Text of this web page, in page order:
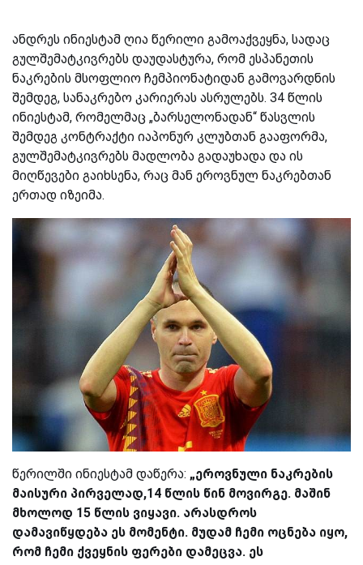
ანდრეს ინიესტამ ღია წერილი გამოაქვეყნა, სადაც
გულშემატკივრებს დაუდასტურა, რომ ესპანეთის
ნაკრების მსოფლიო ჩემპიონატიდან გამოვარდნის
შემდეგ, სანაკრებო კარიერას ასრულებს. 34 წლის
ინიესტამ, რომელმაც „ბარსელონადან“ წასვლის
შემდეგ კონტრაქტი იაპონურ კლუბთან გააფორმა,
გულშემატკივრებს მადლობა გადაუხადა და ის
მიღწევები გაიხსენა, რაც მან ეროვნულ ნაკრებთან
ერთად იზეიმა.
წერილში ინიესტამ დაწერა: „ეროვნული ნაკრების
მაისური პირველად,14 წლის წინ მოვირგე. მაშინ
მხოლოდ 15 წლის ვიყავი. არასდროს
დამავიწყდება ეს მომენტი. მუდამ ჩემი ოცნება იყო,
რომ ჩემი ქვეყნის ფერები დამეცვა. ეს